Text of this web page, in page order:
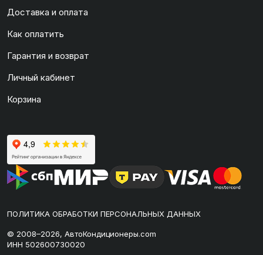
Доставка и оплата
Как оплатить
Гарантия и возврат
Личный кабинет
Корзина
ПОЛИТИКА ОБРАБОТКИ ПЕРСОНАЛЬНЫХ ДАННЫХ
© 2008–2026, АвтоКондиционеры.com
ИНН 502600730020